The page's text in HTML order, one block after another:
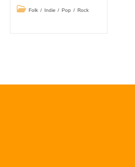
PostFolk / Indie / Pop / Rock